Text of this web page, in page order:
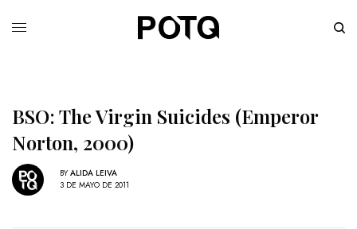
BSO: The Virgin Suicides (Emperor
Norton, 2000)
BY ALIDA LEIVA
3 DE MAYO DE 2011